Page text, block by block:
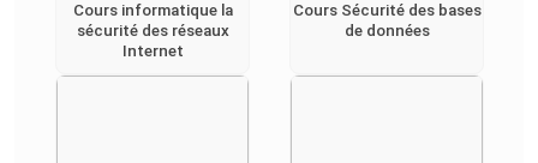
Cours informatique la
sécurité des réseaux
Internet
Cours Sécurité des bases
de données